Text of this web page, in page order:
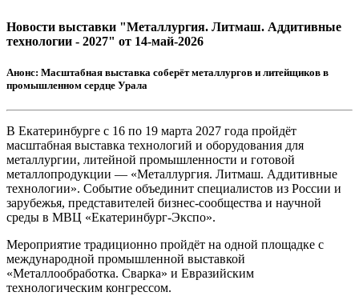
Новости выставки "Металлургия. Литмаш. Аддитивные
технологии - 2027" от 14-май-2026
Анонс: Масштабная выставка соберёт металлургов и литейщиков в
промышленном сердце Урала
В Екатеринбурге с 16 по 19 марта 2027 года пройдёт
масштабная выставка технологий и оборудования для
металлургии, литейной промышленности и готовой
металлопродукции — «Металлургия. Литмаш. Аддитивные
технологии». Событие объединит специалистов из России и
зарубежья, представителей бизнес-сообщества и научной
среды в МВЦ «Екатеринбург-Экспо».
Мероприятие традиционно пройдёт на одной площадке с
международной промышленной выставкой
«Металлообработка. Сварка» и Евразийским
технологическим конгрессом.